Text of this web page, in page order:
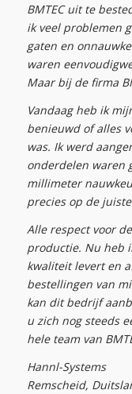
BMTEC uit te
ik veel problemen
gaten en
waren
Maar bij de firma
Vandaag heb ik
benieuwd of alles
was. Ik werd
onderdelen waren
millimeter
precies op de
Alle respect voor
productie. Nu heb
kwaliteit levert en
bestellingen van
kan dit bedrijf
u zich nog steeds
hele team van
Hannl-Systems
Remscheid,